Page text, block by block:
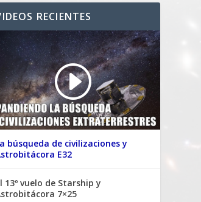
RECIENTES
búsqueda de civilizaciones y
E32
13º vuelo de Starship y
7×25